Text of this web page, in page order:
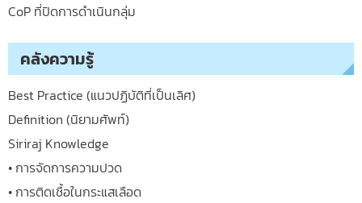
CoP ที่ปิดการดำเนินกลุ่ม
คลังความรู้
Best Practice (แนวปฏิบัติที่เป็นเลิศ)
Definition (นิยามศัพท์)
Siriraj Knowledge
• การจัดการความปวด
• การติดเชื้อในกระแสเลือด